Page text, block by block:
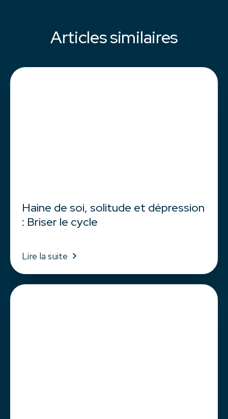
Articles similaires
Haine de soi, solitude et dépression
: Briser le cycle
Lire la suite